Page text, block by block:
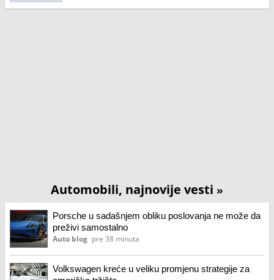
Automobili, najnovije vesti »
Porsche u sadašnjem obliku poslovanja ne može da
preživi samostalno
Auto blog pre 38 minuta
Volkswagen kreće u veliku promjenu strategije za